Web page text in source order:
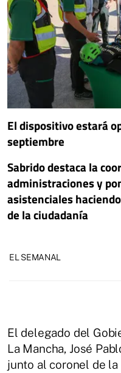
El dispositivo estará
septiembre
Sabrido destaca la
administraciones y
asistenciales
de la ciudadanía
EL SEMANAL
El delegado del
La Mancha, José
junto al coronel de